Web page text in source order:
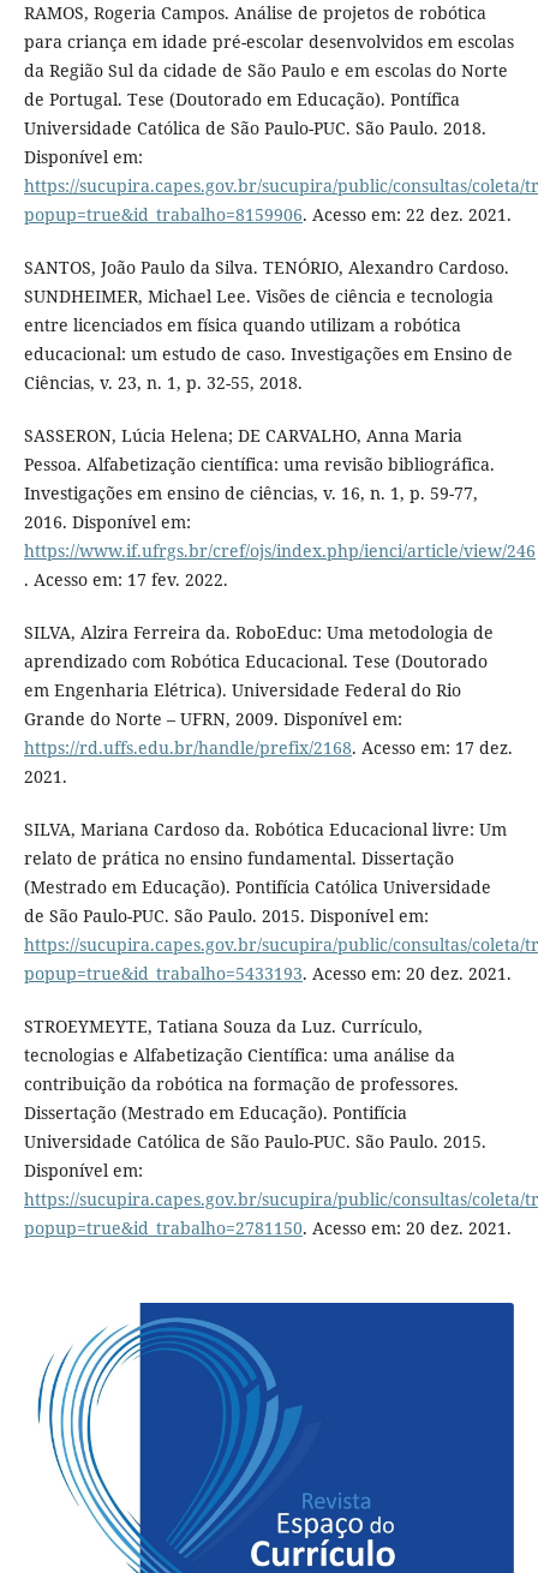
RAMOS, Rogeria Campos. Análise de projetos de robótica
para criança em idade pré-escolar desenvolvidos em escolas
da Região Sul da cidade de São Paulo e em escolas do Norte
de Portugal. Tese (Doutorado em Educação). Pontífica
Universidade Católica de São Paulo-PUC. São Paulo. 2018.
Disponível em:
https://sucupira.capes.gov.br/sucupira/public/consultas/coleta/
popup=true&id_trabalho=8159906. Acesso em: 22 dez. 2021.
SANTOS, João Paulo da Silva. TENÓRIO, Alexandro Cardoso.
SUNDHEIMER, Michael Lee. Visões de ciência e tecnologia
entre licenciados em física quando utilizam a robótica
educacional: um estudo de caso. Investigações em Ensino de
Ciências, v. 23, n. 1, p. 32-55, 2018.
SASSERON, Lúcia Helena; DE CARVALHO, Anna Maria
Pessoa. Alfabetização científica: uma revisão bibliográfica.
Investigações em ensino de ciências, v. 16, n. 1, p. 59-77,
2016. Disponível em:
https://www.if.ufrgs.br/cref/ojs/index.php/ienci/article/view/246
. Acesso em: 17 fev. 2022.
SILVA, Alzira Ferreira da. RoboEduc: Uma metodologia de
aprendizado com Robótica Educacional. Tese (Doutorado
em Engenharia Elétrica). Universidade Federal do Rio
Grande do Norte – UFRN, 2009. Disponível em:
https://rd.uffs.edu.br/handle/prefix/2168. Acesso em: 17 dez.
2021.
SILVA, Mariana Cardoso da. Robótica Educacional livre: Um
relato de prática no ensino fundamental. Dissertação
(Mestrado em Educação). Pontifícia Católica Universidade
de São Paulo-PUC. São Paulo. 2015. Disponível em:
https://sucupira.capes.gov.br/sucupira/public/consultas/coleta/
popup=true&id_trabalho=5433193. Acesso em: 20 dez. 2021.
STROEYMEYTE, Tatiana Souza da Luz. Currículo,
tecnologias e Alfabetização Científica: uma análise da
contribuição da robótica na formação de professores.
Dissertação (Mestrado em Educação). Pontifícia
Universidade Católica de São Paulo-PUC. São Paulo. 2015.
Disponível em:
https://sucupira.capes.gov.br/sucupira/public/consultas/coleta/
popup=true&id_trabalho=2781150. Acesso em: 20 dez. 2021.